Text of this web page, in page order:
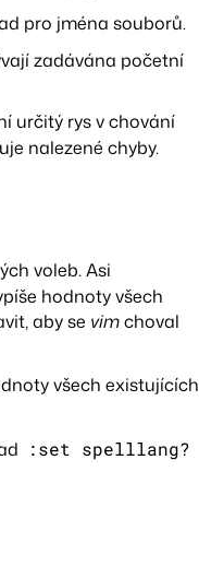
pro jména souborů.
zadávána početní
určitý rys v chování
nalezené chyby.
voleb. Asi
hodnoty všech
aby se vimchoval
všech existujících
:set spelllang?